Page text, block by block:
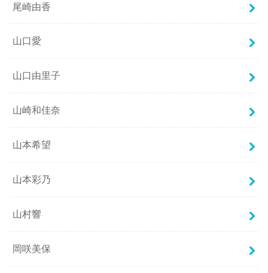
尾崎由香
山口愛
山口由里子
山崎和佳奈
山本希望
山本彩乃
山村響
岡咲美保